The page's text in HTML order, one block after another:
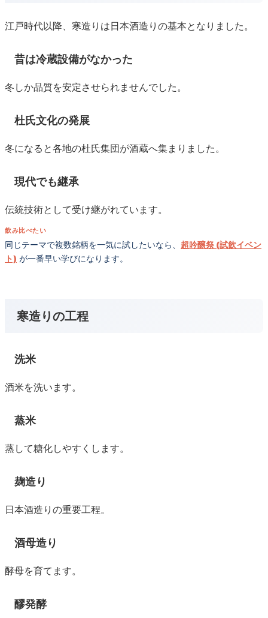
江戸時代以降、寒造りは日本酒造りの基本となりました。
昔は冷蔵設備がなかった
冬しか品質を安定させられませんでした。
杜氏文化の発展
冬になると各地の杜氏集団が酒蔵へ集まりました。
現代でも継承
伝統技術として受け継がれています。
飲み比べたい
同じテーマで複数銘柄を一気に試したいなら、 超吟醸祭 (試飲イベン
ト) が一番早い学びになります。
寒造りの工程
洗米
酒米を洗います。
蒸米
蒸して糖化しやすくします。
麹造り
日本酒造りの重要工程。
酒母造り
酵母を育てます。
醪発酵